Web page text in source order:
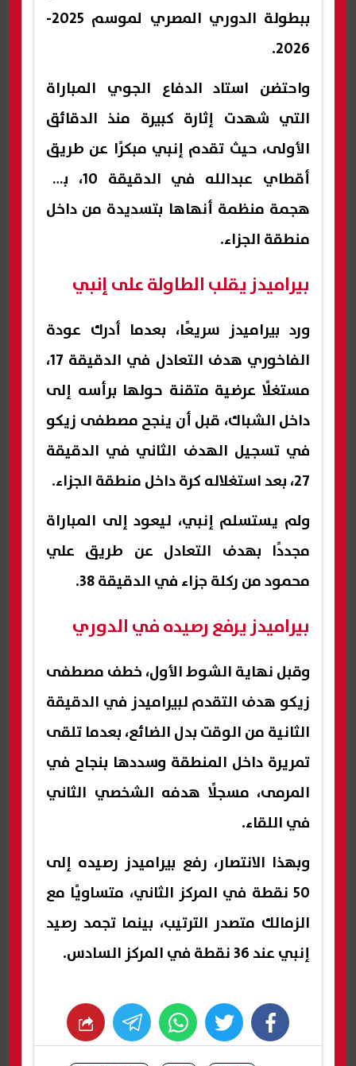
ببطولة الدوري المصري لموسم 2025-
2026.
واحتضن استاد الدفاع الجوي المباراة
التي شهدت إثارة كبيرة منذ الدقائق
الأولى، حيث تقدم إنبي مبكرًا عن طريق
أقطاي عبدالله في الدقيقة 10، بعد
هجمة منظمة أنهاها بتسديدة من داخل
منطقة الجزاء.
بيراميدز يقلب الطاولة على إنبي
ورد بيراميدز سريعًا، بعدما أدرك عودة
الفاخوري هدف التعادل في الدقيقة 17،
مستغلًا عرضية متقنة حولها برأسه إلى
داخل الشباك، قبل أن ينجح مصطفى زيكو
في تسجيل الهدف الثاني في الدقيقة
27، بعد استغلاله كرة داخل منطقة الجزاء.
ولم يستسلم إنبي، ليعود إلى المباراة
مجددًا بهدف التعادل عن طريق علي
محمود من ركلة جزاء في الدقيقة 38.
بيراميدز يرفع رصيده في الدوري
وقبل نهاية الشوط الأول، خطف مصطفى
زيكو هدف التقدم لبيراميدز في الدقيقة
الثانية من الوقت بدل الضائع، بعدما تلقى
تمريرة داخل المنطقة وسددها بنجاح في
المرمى، مسجلًا هدفه الشخصي الثاني
في اللقاء.
وبهذا الانتصار، رفع بيراميدز رصيده إلى
50 نقطة في المركز الثاني، متساويًا مع
الزمالك متصدر الترتيب، بينما تجمد رصيد
إنبي عند 36 نقطة في المركز السادس.
facebook
twitter
whats